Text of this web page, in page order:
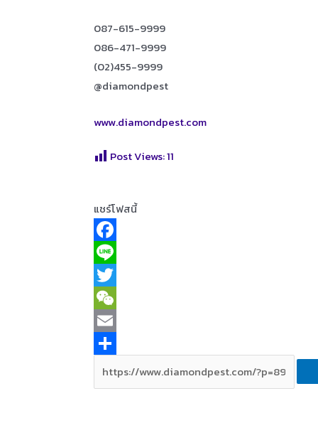
087-615-9999
086-471-9999
(02)455-9999
@diamondpest
www.diamondpest.com
Post Views:11
แชร์โฟสนี้
F
a
c
e
b
o
L
i
n
e
T
w
t
W
e
h
E
a
h